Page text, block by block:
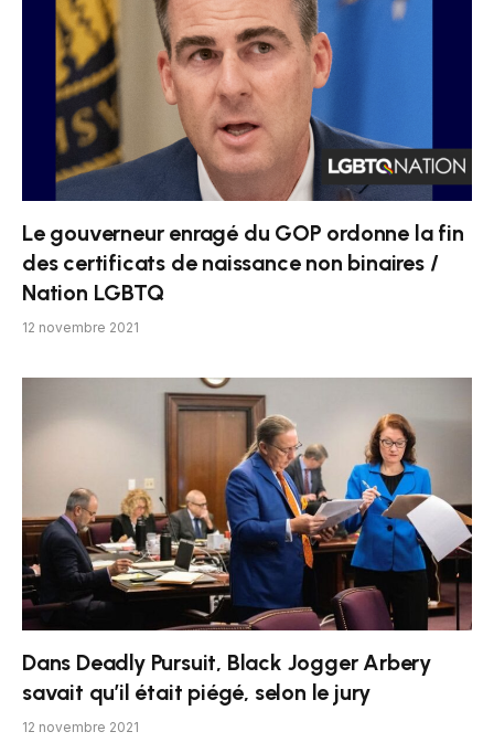
Le gouverneur enragé du GOP ordonne la fin
des certificats de naissance non binaires /
Nation LGBTQ
12 novembre 2021
Dans Deadly Pursuit, Black Jogger Arbery
savait qu’il était piégé, selon le jury
12 novembre 2021